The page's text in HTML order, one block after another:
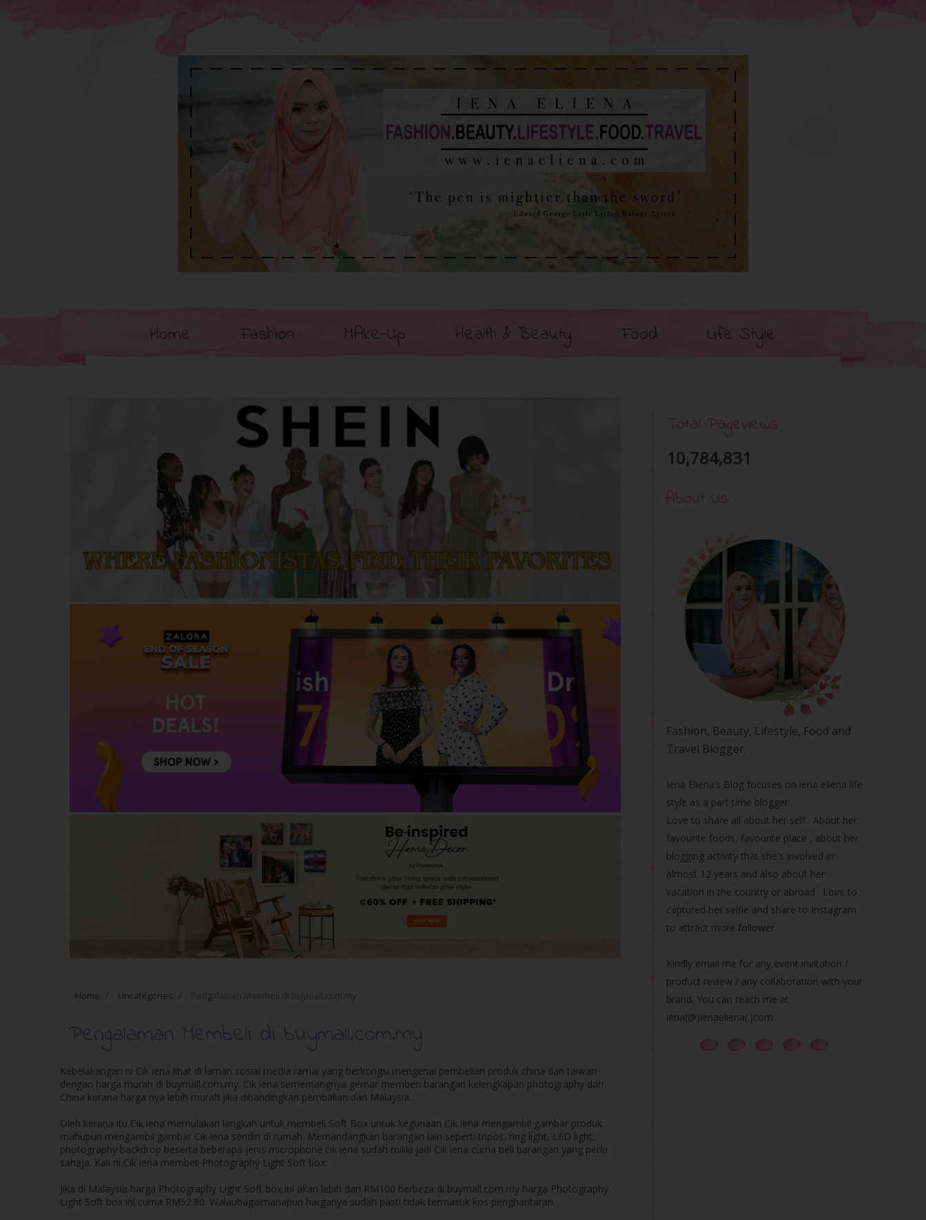
Home Fashion MAke-Up Health & Beauty Food Life Style
Home / Uncategories / Pengalaman Membeli di buymall.com.my
Pengalaman Membeli di buymall.com.my
Kebelakangan ni Cik iena lihat di laman sosial media ramai yang berkongsi mengenai pembelian produk china dan taiwan
dengan harga murah di buymall.com.my. Cik iena sememangnya gemar memberi barangan kelengkapan photography dari
China kerana harga nya lebih murah jika dibandingkan pembalian dari Malaysia.
Oleh kerana itu Cik iena memulakan langkah untuk membeli Soft Box untuk kegunaan Cik iena mengambil gambar produk
mahupun mengambil gambar Cik iena sendiri di rumah. Memandangkan barangan lain seperti tripos, ring light, LED light,
photography backdrop beserta beberapa jenis microphone cik iena sudah miliki jadi Cik iena cuma beli barangan yang perlu
sahaja. Kali ni Cik iena membeli Photography Light Soft box.
Jika di Malaysia harga Photography Light Soft box ini akan lebih dari RM100 berbeza di buymall.com.my harga Photography
Light Soft box ini cuma RM52.80. Walaubagaimanapun harganya sudah pasti tidak termasuk kos penghantaran.
Total Pageviews
10,784,831
About Us
Fashion, Beauty, Lifestyle, Food and
Travel Blogger.
Iena Eliena’s Blog focuses on iena eliena life
style as a part time blogger .
Love to share all about her self . About her
favourite foods, favourite place , about her
blogging activity that she's involved in
almost 12 years and also about her
vacation in the country or abroad . Love to
captured her selfie and share to Instagram
to attract more follower.
Kindly email me for any event invitation /
product review / any collaboration with your
brand. You can reach me at
iena(@)ienaeliena(.)com